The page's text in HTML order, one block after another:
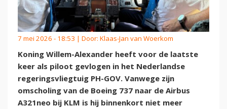
7 mei 2026 - 18:53 | Door: Klaas-Jan van Woerkom
Koning Willem-Alexander heeft voor de laatste
keer als piloot gevlogen in het Nederlandse
regeringsvliegtuig PH-GOV. Vanwege zijn
omscholing van de Boeing 737 naar de Airbus
A321neo bij KLM is hij binnenkort niet meer